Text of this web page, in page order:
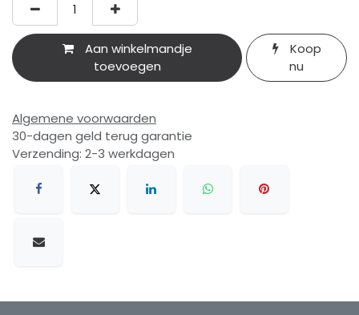
Aan winkelmandje
toevoegen
Koop
nu
Algemene voorwaarden
30-dagen geld terug garantie
Verzending: 2-3 werkdagen